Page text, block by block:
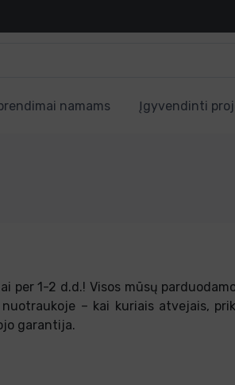
namams Įgyvendinti
per 1-2 d.d.! Visos mūsų
– kai kuriais atvejais,
garantija.